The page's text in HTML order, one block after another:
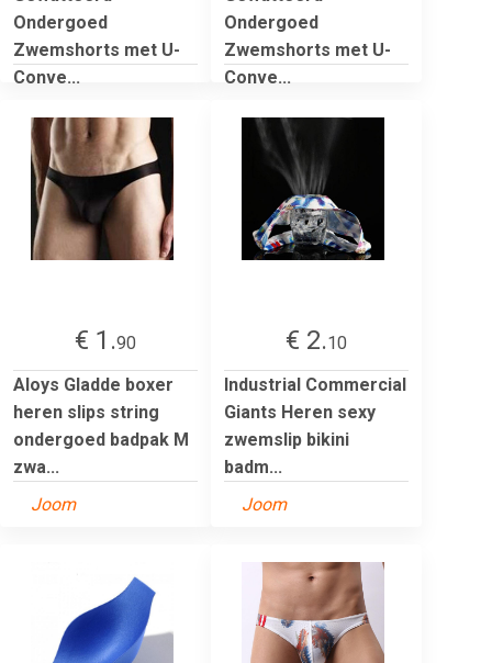
Ondergoed
Zwemshorts met U-
Conve...
Ondergoed
Zwemshorts met U-
Conve...
€ 1.90
Aloys Gladde boxer
heren slips string
ondergoed badpak M
zwa...
Joom
€ 2.10
Industrial Commercial
Giants Heren sexy
zwemslip bikini
badm...
Joom